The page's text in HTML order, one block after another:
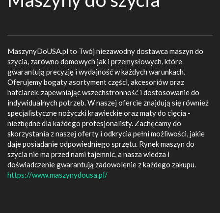
MaszynyDoUSA.pl to Twój niezawodny dostawca maszyn do
szycia, zarówno domowych jak i przemysłowych, które
gwarantują precyzję i wydajność w każdych warunkach.
Oferujemy bogaty asortyment części, akcesoriów oraz
hafciarek, zapewniając wszechstronność i dostosowanie do
indywidualnych potrzeb. W naszej ofercie znajdują się również
specjalistyczne nożyczki krawieckie oraz maty do cięcia -
niezbędne dla każdego profesjonalisty. Zachęcamy do
skorzystania z naszej oferty i odkrycia pełni możliwości, jakie
daje posiadanie odpowiedniego sprzętu. Rynek maszyn do
szycia nie ma przed nami tajemnic, a nasza wiedza i
doświadczenie gwarantują zadowolenie z każdego zakupu.
https://www.maszynydousa.pl/